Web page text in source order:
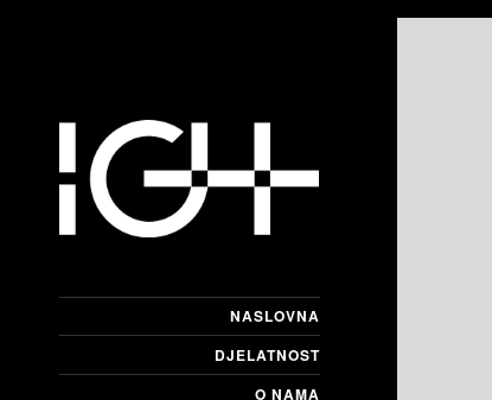
NASLOVNA
DJELATNOST
O NAMA